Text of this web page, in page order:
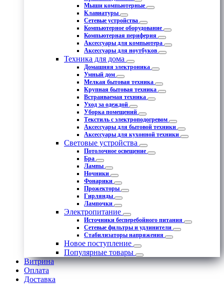
Мыши компьютерные
Клавиатуры
Сетевые устройства
Компьютерное оборудование
Компьютерная периферия
Аксессуары для компьютера
Аксессуары для ноутбуков
Техника для дома
Домашняя электроника
Умный дом
Мелкая бытовая техника
Крупная бытовая техника
Встраиваемая техника
Уход за одеждой
Уборка помещений
Текстиль с электроподогревом
Аксессуары для бытовой техники
Аксессуары для кухонной техники
Световые устройства
Потолочное освещение
Бра
Лампы
Ночники
Фонарики
Прожекторы
Гирлянды
Лампочки
Электропитание
Источники бесперебойного питания
Сетевые фильтры и удлинители
Стабилизаторы напряжения
Новое поступление
Популярные товары
Витрина
Оплата
Доставка